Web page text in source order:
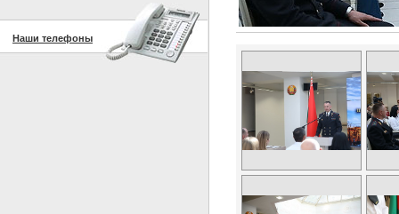
Наши телефоны